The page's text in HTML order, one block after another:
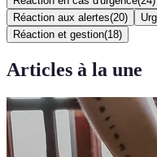
Réaction aux alertes(20)
Réaction et gestion(18)
Articles à la une